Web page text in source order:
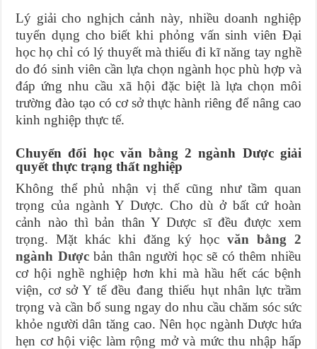
Lý giải cho nghịch cảnh này, nhiều doanh nghiệp
tuyển dụng cho biết khi phỏng vấn sinh viên Đại
học họ chỉ có lý thuyết mà thiếu đi kĩ năng tay nghề
do đó sinh viên cần lựa chọn ngành học phù hợp và
đáp ứng nhu cầu xã hội đặc biệt là lựa chọn môi
trường đào tạo có cơ sở thực hành riêng để nâng cao
kinh nghiệp thực tế.
Chuyển đổi học văn bằng 2 ngành Dược giải
quyết thực trạng thất nghiệp
Không thể phủ nhận vị thế cũng như tầm quan
trọng của ngành Y Dược. Cho dù ở bất cứ hoàn
cảnh nào thì bản thân Y Dược sĩ đều được xem
trọng. Mặt khác khi đăng ký họcvăn bằng 2
ngành Dượcbản thân người học sẽ có thêm nhiều
cơ hội nghề nghiệp hơn khi mà hầu hết các bệnh
viện, cơ sở Y tế đều đang thiếu hụt nhân lực trầm
trọng và cần bổ sung ngay do nhu cầu chăm sóc sức
khỏe người dân tăng cao. Nên học ngành Dược hứa
hẹn cơ hội việc làm rộng mở và mức thu nhập hấp